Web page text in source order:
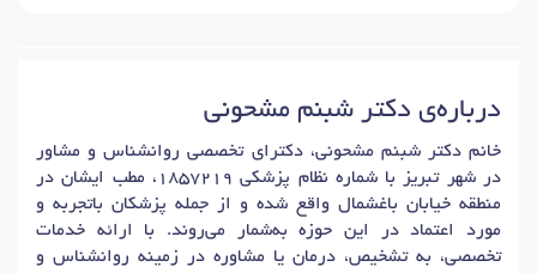
درباره‌ی دکتر شبنم مشحونی
خانم دکتر شبنم مشحونی، دکترای تخصصی روانشناس و مشاور
در شهر تبریز با شماره نظام پزشکی 1857219، مطب ایشان در
منطقه خیابان باغشمال واقع شده و از جمله پزشکان باتجربه و
مورد اعتماد در این حوزه به‌شمار می‌روند. با ارائه خدمات
تخصصی، به تشخیص، درمان یا مشاوره در زمینه روانشناس و